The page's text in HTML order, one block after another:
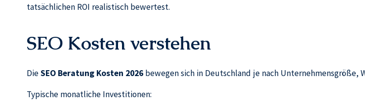
tatsächlichen ROI realistisch bewertest.
SEO Kosten verstehen
DieSEO Beratung Kosten 2026bewegen sich in Deutschland je nach
Typische monatliche Investitionen: